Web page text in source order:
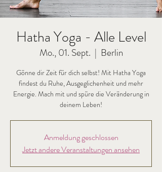
Hatha Yoga - Alle Level
Mo., 01. Sept.
  |
Berlin
Gönne dir Zeit für dich selbst! Mit Hatha Yoga
findest du Ruhe, Ausgeglichenheit und mehr
Energie. Mach mit und spüre die Veränderung in
deinem Leben!
Anmeldung geschlossen
Jetzt andere Veranstaltungen ansehen